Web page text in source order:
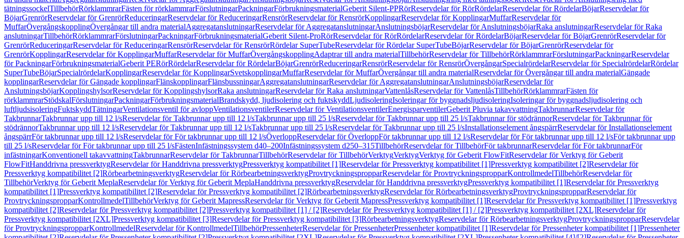
tätningssockelTillbehörRörklammrarFästen för rörklammrarFörslutningarPackningarFörbrukningsmaterialGeberit Silent-PPRörReservdelar för RörRördelarReservdelar för RördelarBöjarReservdelar för
BöjarGrenrörReservdelar för GrenrörReduceringarReservdelar för ReduceringarRensrörReservdelar för RensrörKopplingarReservdelar för KopplingarMuffarReservdelar för
MuffarÖvergångskopplingÖvergångar till andra materialAggregatanslutningarReservdelar för AggregatanslutningarAnslutningsböjarReservdelar för AnslutningsböjarRaka anslutningarReservdelar för Raka
anslutningarTillbehörRörklammrarFörslutningarPackningarFörbrukningsmaterialGeberit Silent-ProRörReservdelar för RörRördelarReservdelar för RördelarBöjarReservdelar för BöjarGrenrörReservdelar för
GrenrörReduceringarReservdelar för ReduceringarRensrörReservdelar för RensrörRördelar SuperTubeReservdelar för Rördelar SuperTubeBöjarReservdelar för BöjarGrenrörReservdelar för
GrenrörKopplingarReservdelar för KopplingarMuffarReservdelar för MuffarÖvergångskopplingAdaptrar till andra materialTillbehörReservdelar för TillbehörRörklammrarFörslutningarPackningarReservdelar
för PackningarFörbrukningsmaterialGeberit PERörRördelarReservdelar för RördelarBöjarGrenrörReduceringarRensrörReservdelar för RensrörÖvergångarSpecialrördelarReservdelar för SpecialrördelarRördelar
SuperTubeBöjarSpecialrördelarKopplingarReservdelar för KopplingarSvetskopplingarMuffarReservdelar för MuffarÖvergångar till andra materialReservdelar för Övergångar till andra materialGängade
kopplingarReservdelar för Gängade kopplingarFlänskopplingarFlänsbussningarAggregatanslutningarReservdelar för AggregatanslutningarAnslutningsböjarReservdelar för
AnslutningsböjarKopplingshylsorReservdelar för KopplingshylsorRaka anslutningarReservdelar för Raka anslutningarVattenlåsReservdelar för VattenlåsTillbehörRörklammrarFästen för
rörklammrarStödskalFörslutningarPackningarFörbrukningsmaterialBrandskydd, ljudisolering och fuktskyddLjudisoleringIsoleringar för byggnadsljudisoleringIsoleringar för byggnadsljudisolering och
luftljudsisoleringFuktskyddTätningarVentilationsventil för avloppVentilationsventilerReservdelar för VentilationsventilerEnergisparventilerGeberit Pluvia takavvattningTakbrunnarReservdelar för
TakbrunnarTakbrunnar upp till 12 l/sReservdelar för Takbrunnar upp till 12 l/sTakbrunnar upp till 25 l/sReservdelar för Takbrunnar upp till 25 l/sTakbrunnar för stödrännorReservdelar för Takbrunnar för
stödrännorTakbrunnar upp till 12 l/sReservdelar för Takbrunnar upp till 12 l/sTakbrunnar upp till 25 l/sReservdelar för Takbrunnar upp till 25 l/sInstallationselement ångspärrReservdelar för Installationselement
ångspärrFör takbrunnar upp till 12 l/sReservdelar för För takbrunnar upp till 12 l/sÖverloppReservdelar för ÖverloppFör takbrunnar upp till 12 l/sReservdelar för För takbrunnar upp till 12 l/sFör takbrunnar upp
till 25 l/sReservdelar för För takbrunnar upp till 25 l/sFästenInfästningssystem d40–200Infästningssystem d250–315TillbehörReservdelar för TillbehörFör takbrunnarReservdelar för För takbrunnarFör
infästningarKonventionell takavvattningTakbrunnarReservdelar för TakbrunnarTillbehörReservdelar för TillbehörVerktygVerktygVerktyg för Geberit FlowFitReservdelar för Verktyg för Geberit
FlowFitHanddrivna pressverktygReservdelar för Handdrivna pressverktygPressverktyg kompatibilitet [1]Reservdelar för Pressverktyg kompatibilitet [1]Pressverktyg kompatibilitet [2]Reservdelar för
Pressverktyg kompatibilitet [2]RörbearbetningsverktygReservdelar för RörbearbetningsverktygProvtryckningspropparReservdelar för ProvtryckningspropparKontrollmedelTillbehörReservdelar för
TillbehörVerktyg för Geberit MeplaReservdelar för Verktyg för Geberit MeplaHanddrivna pressverktygReservdelar för Handdrivna pressverktygPressverktyg kompatibilitet [1]Reservdelar för Pressverktyg
kompatibilitet [1]Pressverktyg kompatibilitet [2]Reservdelar för Pressverktyg kompatibilitet [2]RörbearbetningsverktygReservdelar för RörbearbetningsverktygProvtryckningspropparReservdelar för
ProvtryckningspropparKontrollmedelTillbehörVerktyg för Geberit MapressReservdelar för Verktyg för Geberit MapressPressverktyg kompatibilitet [1]Reservdelar för Pressverktyg kompatibilitet [1]Pressverktyg
kompatibilitet [2]Reservdelar för Pressverktyg kompatibilitet [2]Pressverktyg kompatibilitet [1] / [2]Reservdelar för Pressverktyg kompatibilitet [1] / [2]Pressverktyg kompatibilitet [2XL]Reservdelar för
Pressverktyg kompatibilitet [2XL]Pressverktyg kompatibilitet [3]Reservdelar för Pressverktyg kompatibilitet [3]RörbearbetningsverktygReservdelar för RörbearbetningsverktygProvtryckningspropparReservdelar
för ProvtryckningspropparKontrollmedelReservdelar för KontrollmedelTillbehörPressenheterReservdelar för PressenheterPressenheter kompatibilitet [1]Reservdelar för Pressenheter kompatibilitet [1]Pressenheter